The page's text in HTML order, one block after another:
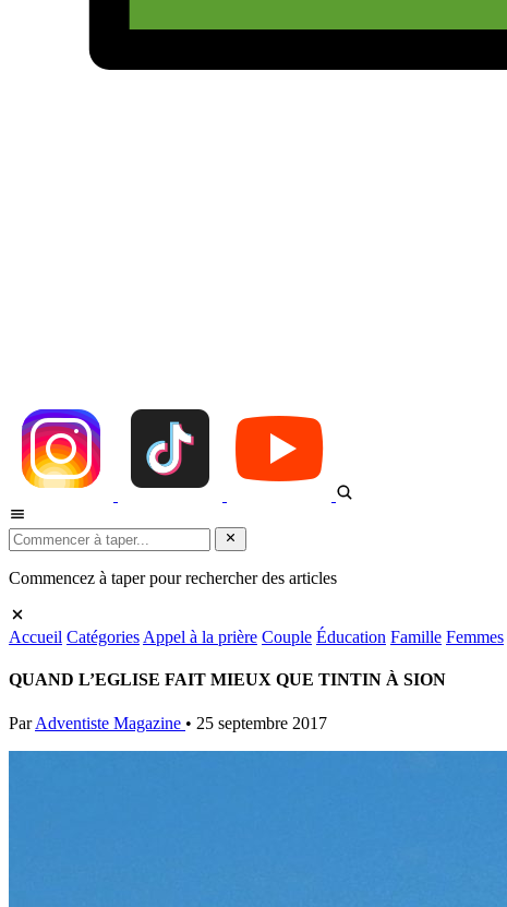
Commencez à taper pour rechercher des articles
Accueil Catégories Appel à la prière Couple Éducation Famille Femmes
QUAND L’EGLISE FAIT MIEUX QUE TINTIN À SION
Par Adventiste Magazine • 25 septembre 2017